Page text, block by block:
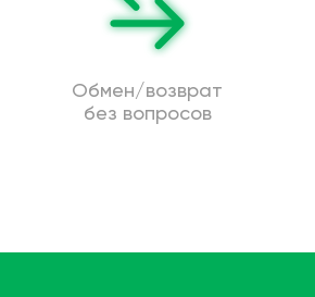
Обмен/возврат
без вопросов